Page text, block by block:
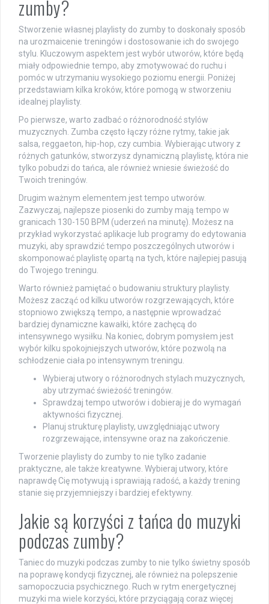
zumby?
Stworzenie własnej playlisty do zumby to doskonały sposób
na urozmaicenie treningów i dostosowanie ich do swojego
stylu. Kluczowym aspektem jest wybór utworów, które będą
miały odpowiednie tempo, aby zmotywować do ruchu i
pomóc w utrzymaniu wysokiego poziomu energii. Poniżej
przedstawiam kilka kroków, które pomogą w stworzeniu
idealnej playlisty.
Po pierwsze, warto zadbać o różnorodność stylów
muzycznych. Zumba często łączy różne rytmy, takie jak
salsa, reggaeton, hip-hop, czy cumbia. Wybierając utwory z
różnych gatunków, stworzysz dynamiczną playlistę, która nie
tylko pobudzi do tańca, ale również wniesie świeżość do
Twoich treningów.
Drugim ważnym elementem jest tempo utworów.
Zazwyczaj, najlepsze piosenki do zumby mają tempo w
granicach 130-150 BPM (uderzeń na minutę). Możesz na
przykład wykorzystać aplikacje lub programy do edytowania
muzyki, aby sprawdzić tempo poszczególnych utworów i
skomponować playlistę opartą na tych, które najlepiej pasują
do Twojego treningu.
Warto również pamiętać o budowaniu struktury playlisty.
Możesz zacząć od kilku utworów rozgrzewających, które
stopniowo zwiększą tempo, a następnie wprowadzać
bardziej dynamiczne kawałki, które zachęcą do
intensywnego wysiłku. Na koniec, dobrym pomysłem jest
wybór kilku spokojniejszych utworów, które pozwolą na
schłodzenie ciała po intensywnym treningu.
Wybieraj utwory o różnorodnych stylach muzycznych,
aby utrzymać świeżość treningów.
Sprawdzaj tempo utworów i dobieraj je do wymagań
aktywności fizycznej.
Planuj strukturę playlisty, uwzględniając utwory
rozgrzewające, intensywne oraz na zakończenie.
Tworzenie playlisty do zumby to nie tylko zadanie
praktyczne, ale także kreatywne. Wybieraj utwory, które
naprawdę Cię motywują i sprawiają radość, a każdy trening
stanie się przyjemniejszy i bardziej efektywny.
Jakie są korzyści z tańca do muzyki
podczas zumby?
Taniec do muzyki podczas zumby to nie tylko świetny sposób
na poprawę kondycji fizycznej, ale również na polepszenie
samopoczucia psychicznego. Ruch w rytm energetycznej
muzyki ma wiele korzyści, które przyciągają coraz więcej